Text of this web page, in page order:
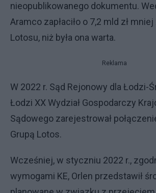
nieopublikowanego dokumentu.
Aramco zapłaciło o 7,2 mld zł
Lotosu, niż była ona warta.
Reklama
W 2022 r. Sąd Rejonowy dla Łodzi-
Łodzi XX Wydział Gospodarczy
Sądowego zarejestrował
Grupą Lotos.
Wcześniej, w styczniu 2022 r.,
wymogami KE, Orlen przedstawił